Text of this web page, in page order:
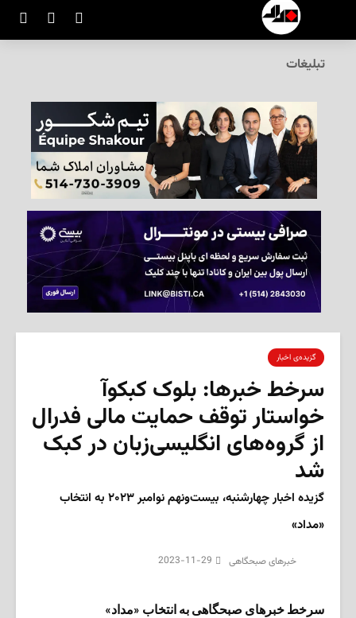
تبلیغات
گزیده‌ی‌ اخبار
سرخط خبرها: بلوک کبکوآ
خواستار توقف حمایت مالی فدرال
از گروه‌های انگلیسی‌زبان در کبک
شد
گزیده اخبار چهارشنبه، بیست‌ونهم نوامبر ۲۰۲۳ به انتخاب
«مداد»
‌خبرهای صبحگاهی 2023-11-29
سرخط خبرهای صبحگاهی به انتخاب «مداد»